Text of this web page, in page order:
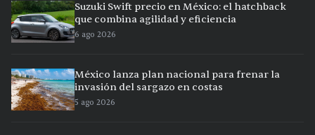
Suzuki Swift precio en México: el hatchback
que combina agilidad y eficiencia
6 ago 2026
México lanza plan nacional para frenar la
invasión del sargazo en costas
5 ago 2026